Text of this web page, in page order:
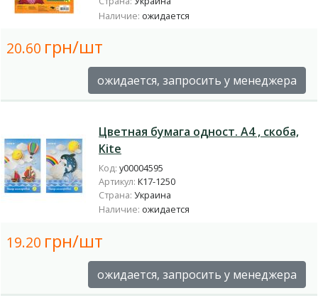
Наличие: ожидается
20.60 грн/шт
ожидается, запросить у менеджера
Цветная бумага одност. А4 , скоба,
Kite
Код: у00004595
Артикул: К17-1250
Страна: Украина
Наличие: ожидается
19.20 грн/шт
ожидается, запросить у менеджера